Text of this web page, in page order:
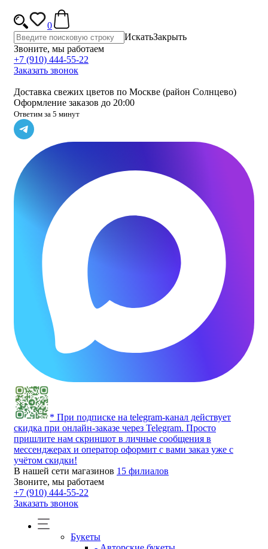
0
ИскатьЗакрыть
Звоните, мы работаем
+7 (910) 444-55-22
Заказать звонок
Доставка свежих цветов по Москве (район Солнцево)
Оформление заказов до 20:00
Ответим за 5 минут
* При подписке на telegram-канал действует
скидка при онлайн-заказе через Telegram. Просто
пришлите нам скриншот в личные сообщения в
мессенджерах и оператор оформит с вами заказ уже с
учётом скидки!
В нашей сети магазинов 15 филиалов
Звоните, мы работаем
+7 (910) 444-55-22
Заказать звонок
Букеты